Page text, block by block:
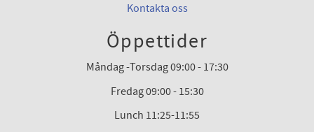
Kontakta oss
Öppettider
Måndag -Torsdag 09:00 - 17:30
Fredag 09:00 - 15:30
Lunch 11:25-11:55